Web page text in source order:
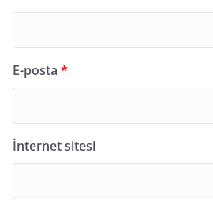
E-posta *
İnternet sitesi